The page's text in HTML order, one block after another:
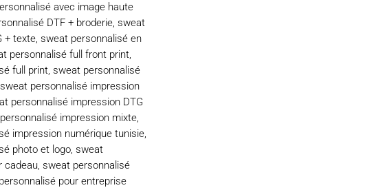
avec image haute
DTF + broderie, sweat
+ texte, sweat personnalisé en
personnalisé full front print,
full print, sweat personnalisé
sweat personnalisé impression
personnalisé impression DTG
impression mixte,
impression numérique tunisie,
photo et logo, sweat
cadeau, sweat personnalisé
pour entreprise